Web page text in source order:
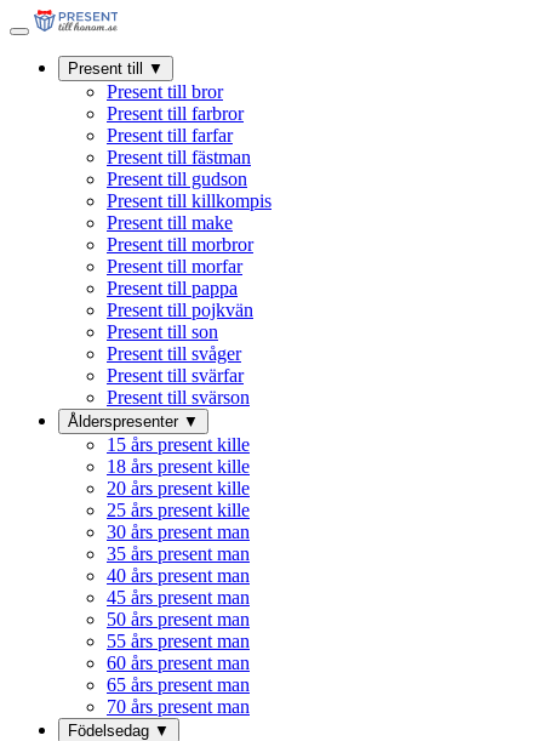
Present till ▼
Present till bror
Present till farbror
Present till farfar
Present till fästman
Present till gudson
Present till killkompis
Present till make
Present till morbror
Present till morfar
Present till pappa
Present till pojkvän
Present till son
Present till svåger
Present till svärfar
Present till svärson
Ålderspresenter ▼
15 års present kille
18 års present kille
20 års present kille
25 års present kille
30 års present man
35 års present man
40 års present man
45 års present man
50 års present man
55 års present man
60 års present man
65 års present man
70 års present man
Födelsedag ▼